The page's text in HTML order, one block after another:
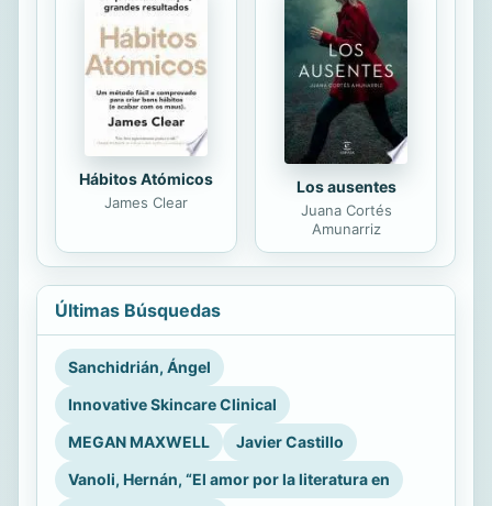
Hábitos Atómicos
James Clear
Los ausentes
Juana Cortés
Amunarriz
Últimas Búsquedas
Sanchidrián, Ángel
Innovative Skincare Clinical
MEGAN MAXWELL
Javier Castillo
Vanoli, Hernán, “El amor por la literatura en